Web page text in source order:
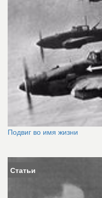
Подвиг во имя жизни
Статьи